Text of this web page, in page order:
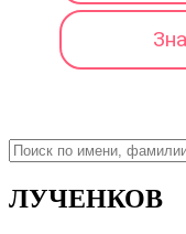
ЛУЧЕНКОВ